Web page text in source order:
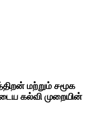
மற்றும் சமூக
கல்வி முறையின்